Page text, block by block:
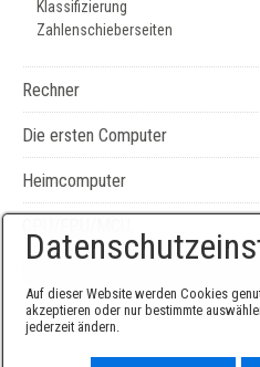
Klassifizierung
Zahlenschieberseiten
Rechner
Die ersten Computer
Heimcomputer
Auf dieser Website werden Cookies
akzeptieren oder nur bestimmte
jederzeit ändern.